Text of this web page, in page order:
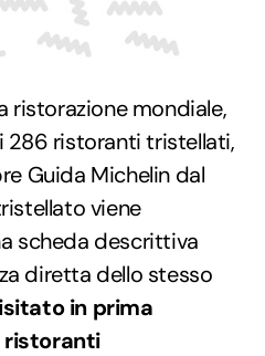
ristorazione mondiale,
286 ristoranti tristellati,
Guida Michelin dal
viene
scheda descrittiva
diretta dello stesso
in prima
ristoranti